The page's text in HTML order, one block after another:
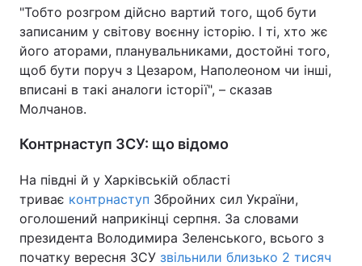
"Тобто розгром дійсно вартий того, щоб бути
записаним у світову воєнну історію. І ті, хто жє
його аторами, планувальниками, достойні того,
щоб бути поруч з Цезаром, Наполеоном чи інші,
вписані в такі аналоги історії", – сказав
Молчанов.
Контрнаступ ЗСУ: що відомо
На півдні й у Харківській області
триває контрнаступ Збройних сил України,
оголошений наприкінці серпня. За словами
президента Володимира Зеленського, всього з
початку вересня ЗСУ звільнили близько 2 тисяч